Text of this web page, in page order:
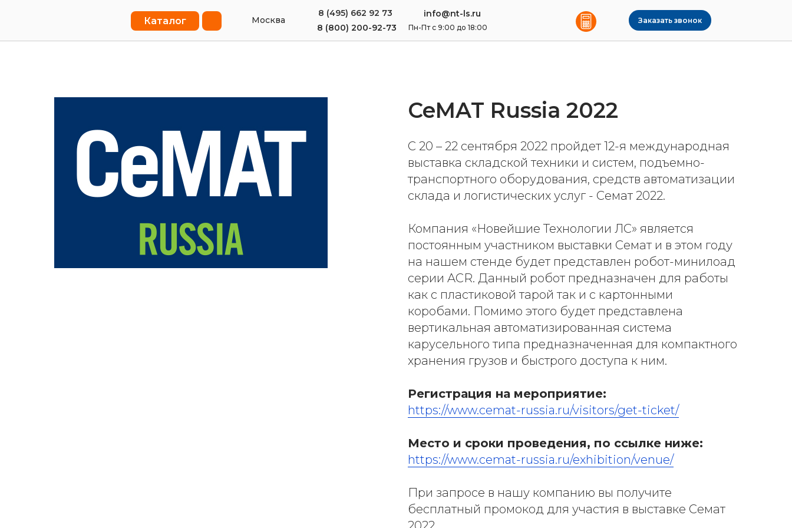
Заказать звонок
Москва
8 (495) 662 92 73
8 (800) 200-92-73
info@nt-ls.ru
Пн-Пт с 9:00 до 18:00
Каталог
CeMAT Russia 2022
С 20 – 22 сентября 2022 пройдет 12-я международная
выставка складской техники и систем, подъемно-
транспортного оборудования, средств автоматизации
склада и логистических услуг - Семат 2022.
Компания «Новейшие Технологии ЛС» является
постоянным участником выставки Семат и в этом году
на нашем стенде будет представлен робот-минилоад
серии ACR. Данный робот предназначен для работы
как с пластиковой тарой так и с картонными
коробами. Помимо этого будет представлена
вертикальная автоматизированная система
карусельного типа предназначенная для компактного
хранения грузов и быстрого доступа к ним.
Регистрация на мероприятие:
https://www.cemat-russia.ru/visitors/get-ticket/
Место и сроки проведения, по ссылке ниже:
https://www.cemat-russia.ru/exhibition/venue/
При запросе в нашу компанию вы получите
бесплатный промокод для участия в выставке Семат